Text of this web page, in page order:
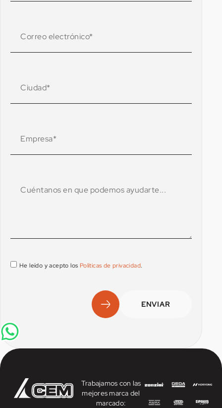
He leído y acepto los Políticas de privacidad.
ENVIAR
Trabajamos con las
mejores marca del
marcado: